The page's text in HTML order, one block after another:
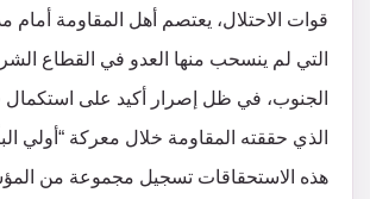
قوات الاحتلال، يعتصم أهل المقاومة أمام
التي لم ينسحب منها العدو في القطاع
الجنوب، في ظل إصرار أكيد على استكمال
الذي حققته المقاومة خلال معركة “أولي
هذه الاستحقاقات تسجيل مجموعة من